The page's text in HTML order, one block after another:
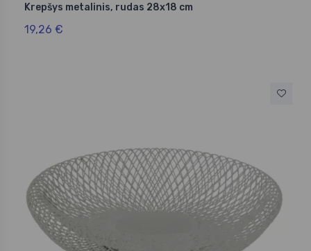
Krepšys metalinis, rudas 28x18 cm
19,26 €